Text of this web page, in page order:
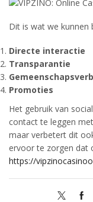
Dit is wat we kunnen
Directe interactie
Transparantie
Promoties
Het gebruik van
contact te leggen
maar verbetert dit
ervoor te zorgen dat
https://